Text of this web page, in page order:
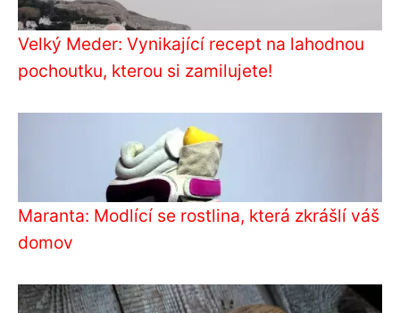
Velký Meder: Vynikající recept na lahodnou
pochoutku, kterou si zamilujete!
Maranta: Modlící se rostlina, která zkrášlí váš
domov